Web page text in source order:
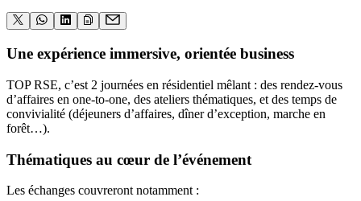
Une expérience immersive, orientée business
TOP RSE, c’est 2 journées en résidentiel mêlant : des rendez-vous
d’affaires en one-to-one, des ateliers thématiques, et des temps de
convivialité (déjeuners d’affaires, dîner d’exception, marche en
forêt…).
Thématiques au cœur de l’événement
Les échanges couvreront notamment :